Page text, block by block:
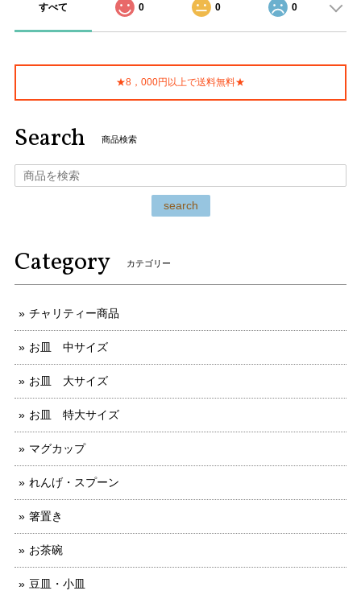
すべて 0 0 0
★8，000円以上で送料無料★
Search 商品検索
search
Category カテゴリー
チャリティー商品
お皿 中サイズ
お皿 大サイズ
お皿 特大サイズ
マグカップ
れんげ・スプーン
箸置き
お茶碗
豆皿・小皿